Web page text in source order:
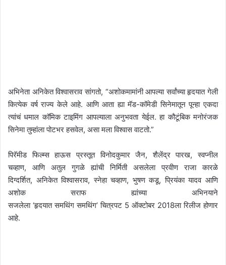
अभिनेता अनिकेत विश्वासराव सांगतो, “अशोकमामांनी आपल्या सर्वांच्या हृदयात गेली
कित्येक वर्ष राज्य केले आहे. आणि आता ह्या मॅड-कॉमेडी सिनेमातून पून्हा एकदा
त्यांचं धमाल कॉमिक टाइमिंग आपल्याला अनुभवता येईल. हा कौटूंबिक मनोरंजक
सिनेमा तुम्हांला पोटभर हसवेल, असा मला विश्वास वाटतो.”
पिरॅमीड फिल्म्स हाऊस प्रस्तूत विनोदकुमार जैन, शैलेंद्र पारख, स्वप्नील
चव्हाण, आणि अतुल गुगळे ह्यांची निर्मिती असलेला प्रवीण राजा कारळे
दिग्दर्शित, अनिकेत विश्वासराव, स्नेहा चव्हाण, भुषण कडू, प्रियंका यादव आणि
अशोक सराफ ह्यांच्या अभिनयाने
सजलेला ‘हृदयात समथिंग समथिंग’ चित्रपट 5 ऑक्टोबर 2018ला रिलीज होणार
आहे.